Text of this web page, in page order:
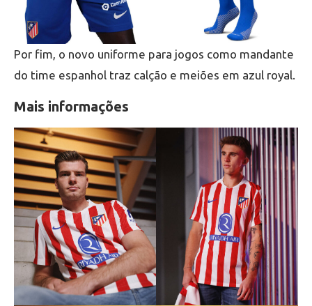
Por fim, o novo uniforme para jogos como mandante
do time espanhol traz calção e meiões em azul royal.
Mais informações